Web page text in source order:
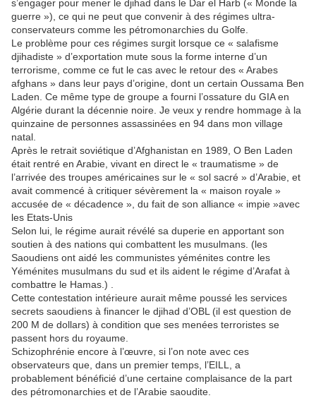
s’engager pour mener le djihad dans le Dar el Harb (« Monde la
guerre »), ce qui ne peut que convenir à des régimes ultra-
conservateurs comme les pétromonarchies du Golfe.
Le problème pour ces régimes surgit lorsque ce « salafisme
djihadiste » d’exportation mute sous la forme interne d’un
terrorisme, comme ce fut le cas avec le retour des « Arabes
afghans » dans leur pays d’origine, dont un certain Oussama Ben
Laden. Ce même type de groupe a fourni l’ossature du GIA en
Algérie durant la décennie noire. Je veux y rendre hommage à la
quinzaine de personnes assassinées en 94 dans mon village
natal.
Après le retrait soviétique d’Afghanistan en 1989, O Ben Laden
était rentré en Arabie, vivant en direct le « traumatisme » de
l’arrivée des troupes américaines sur le « sol sacré » d’Arabie, et
avait commencé à critiquer sévèrement la « maison royale »
accusée de « décadence », du fait de son alliance « impie »avec
les Etats-Unis
Selon lui, le régime aurait révélé sa duperie en apportant son
soutien à des nations qui combattent les musulmans. (les
Saoudiens ont aidé les communistes yéménites contre les
Yéménites musulmans du sud et ils aident le régime d’Arafat à
combattre le Hamas.) .
Cette contestation intérieure aurait même poussé les services
secrets saoudiens à financer le djihad d’OBL (il est question de
200 M de dollars) à condition que ses menées terroristes se
passent hors du royaume.
Schizophrénie encore à l’œuvre, si l’on note avec ces
observateurs que, dans un premier temps, l’EILL, a
probablement bénéficié d’une certaine complaisance de la part
des pétromonarchies et de l’Arabie saoudite.